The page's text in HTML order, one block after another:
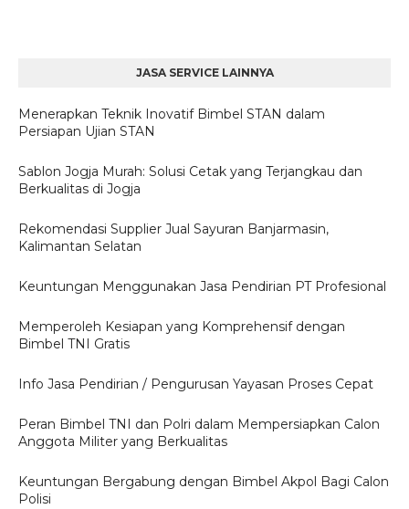
JASA SERVICE LAINNYA
Menerapkan Teknik Inovatif Bimbel STAN dalam
Persiapan Ujian STAN
Sablon Jogja Murah: Solusi Cetak yang Terjangkau dan
Berkualitas di Jogja
Rekomendasi Supplier Jual Sayuran Banjarmasin,
Kalimantan Selatan
Keuntungan Menggunakan Jasa Pendirian PT Profesional
Memperoleh Kesiapan yang Komprehensif dengan
Bimbel TNI Gratis
Info Jasa Pendirian / Pengurusan Yayasan Proses Cepat
Peran Bimbel TNI dan Polri dalam Mempersiapkan Calon
Anggota Militer yang Berkualitas
Keuntungan Bergabung dengan Bimbel Akpol Bagi Calon
Polisi